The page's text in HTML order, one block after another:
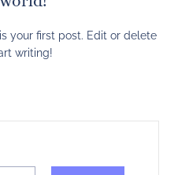
your first post. Edit or delete
writing!